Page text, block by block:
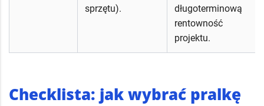
sprzętu).
długoterminową
rentowność
projektu.
Checklista: jak wybrać pralkę